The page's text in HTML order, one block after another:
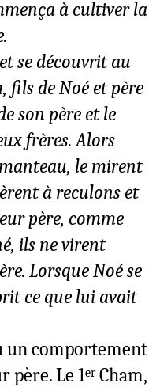
à cultiver la
se découvrit au
fils de Noé et père
son père et le
frères. Alors
le mirent
à reculons et
père, comme
ils ne virent
Lorsque Noé se
ce que lui avait
un comportement
père. Le 1erCham,